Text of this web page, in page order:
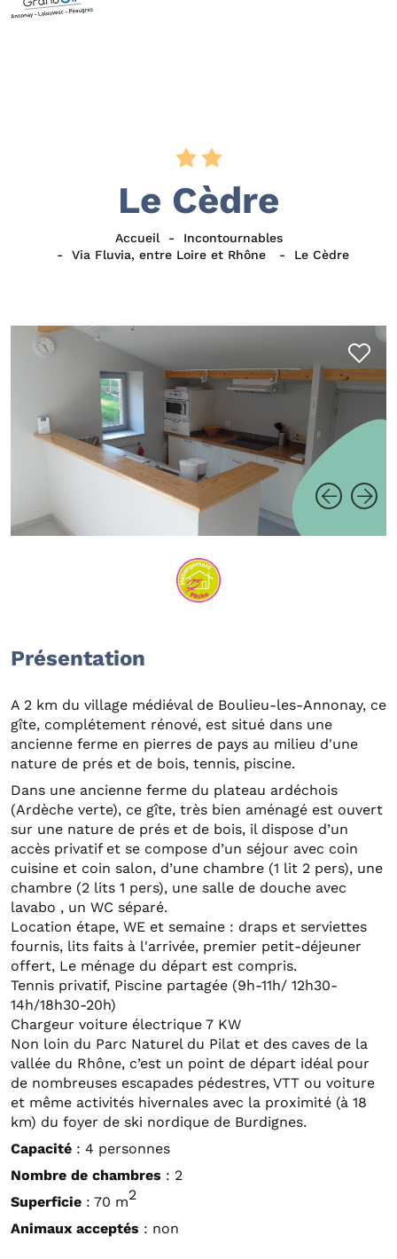
Le Cèdre
Accueil
Incontournables
Via Fluvia, entre Loire et Rhône
Le Cèdre
Présentation
A 2 km du village médiéval de Boulieu-les-Annonay, ce
gîte, complétement rénové, est situé dans une
ancienne ferme en pierres de pays au milieu d'une
nature de prés et de bois, tennis, piscine.
Dans une ancienne ferme du plateau ardéchois
(Ardèche verte), ce gîte, très bien aménagé est ouvert
sur une nature de prés et de bois, il dispose d’un
accès privatif et se compose d’un séjour avec coin
cuisine et coin salon, d’une chambre (1 lit 2 pers), une
chambre (2 lits 1 pers), une salle de douche avec
lavabo , un WC séparé.
Location étape, WE et semaine : draps et serviettes
fournis, lits faits à l'arrivée, premier petit-déjeuner
offert, Le ménage du départ est compris.
Tennis privatif, Piscine partagée (9h-11h/ 12h30-
14h/18h30-20h)
Chargeur voiture électrique 7 KW
Non loin du Parc Naturel du Pilat et des caves de la
vallée du Rhône, c’est un point de départ idéal pour
de nombreuses escapades pédestres, VTT ou voiture
et même activités hivernales avec la proximité (à 18
km) du foyer de ski nordique de Burdignes.
Capacité : 4 personnes
Nombre de chambres : 2
Superficie : 70 m2
Animaux acceptés : non